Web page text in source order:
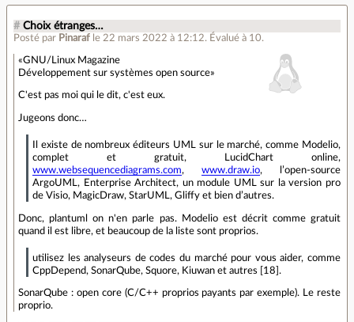
# Choix étranges…
Posté par Pinaraf le 22 mars 2022 à 12:12. Évalué à 10.
«GNU/Linux Magazine
Développement sur systèmes open source»
C'est pas moi qui le dit, c'est eux.
Jugeons donc…
Il existe de nombreux éditeurs UML sur le marché, comme Modelio,
complet et gratuit, LucidChart online,
www.websequencediagrams.com, www.draw.io, l’open-source
ArgoUML, Enterprise Architect, un module UML sur la version pro
de Visio, MagicDraw, StarUML, Gliffy et bien d’autres.
Donc, plantuml on n'en parle pas. Modelio est décrit comme gratuit
quand il est libre, et beaucoup de la liste sont proprios.
utilisez les analyseurs de codes du marché pour vous aider, comme
CppDepend, SonarQube, Squore, Kiuwan et autres [18].
SonarQube : open core (C/C++ proprios payants par exemple). Le reste
proprio.